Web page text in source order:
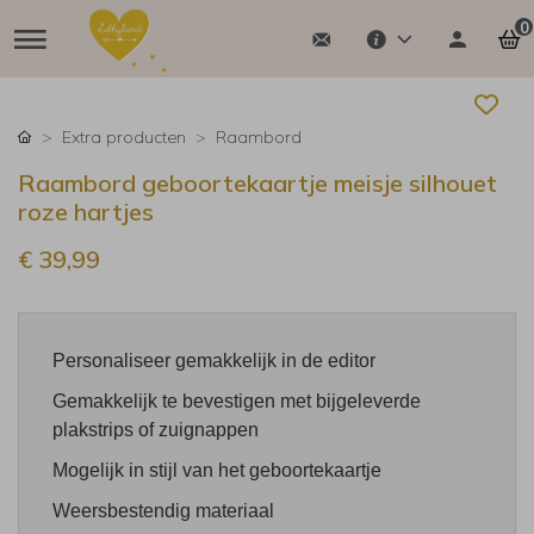
0
Extra producten Raambord
Raambord geboortekaartje meisje silhouet
roze hartjes
€ 39,99
Personaliseer gemakkelijk in de editor
Gemakkelijk te bevestigen met bijgeleverde
plakstrips of zuignappen
Mogelijk in stijl van het geboortekaartje
Weersbestendig materiaal